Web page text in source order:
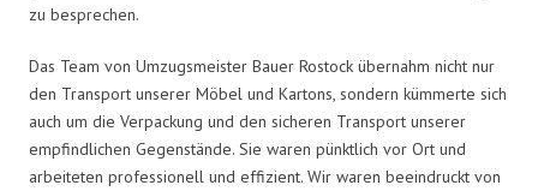
zu besprechen.
Das Team von Umzugsmeister Bauer Rostock übernahm nicht nur
den Transport unserer Möbel und Kartons, sondern kümmerte sich
auch um die Verpackung und den sicheren Transport unserer
empfindlichen Gegenstände. Sie waren pünktlich vor Ort und
arbeiteten professionell und effizient. Wir waren beeindruckt von